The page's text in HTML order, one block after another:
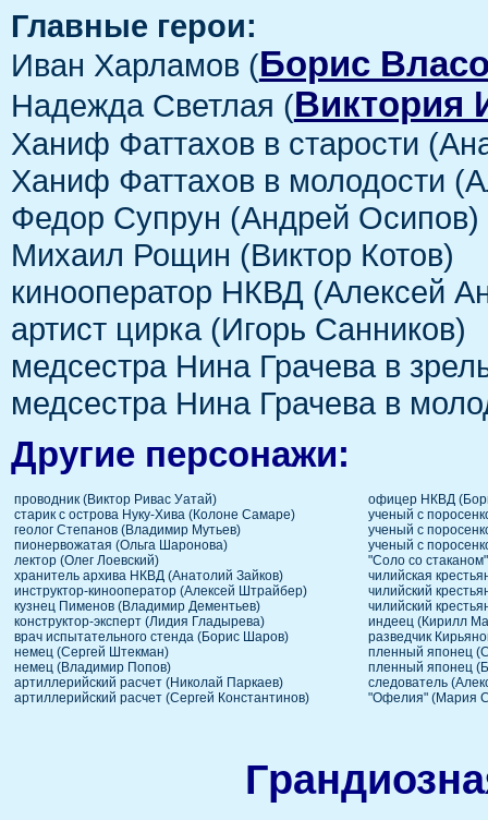
Главные герои:
Иван Харламов (Борис
Надежда Светлая (Виктория
Ханиф Фаттахов в старости
Ханиф Фаттахов в молодости
Федор Супрун (Андрей Осипов)
Михаил Рощин (Виктор Котов)
кинооператор НКВД (Алексей
артист цирка (Игорь Санников)
медсестра Нина Грачева в
медсестра Нина Грачева в
Другие персонажи:
проводник (Виктор Ривас Уатай)
старик с острова Нуку-Хива (Колоне Самаре)
геолог Степанов (Владимир Мутьев)
пионервожатая (Ольга Шаронова)
лектор (Олег Лоевский)
хранитель архива НКВД (Анатолий Зайков)
инструктор-кинооператор (Алексей Штрайбер)
кузнец Пименов (Владимир Дементьев)
конструктор-эксперт (Лидия Гладырева)
врач испытательного стенда (Борис Шаров)
немец (Сергей Штекман)
немец (Владимир Попов)
артиллерийский расчет (Николай Паркаев)
артиллерийский расчет (Сергей Константинов)
офицер НКВД
ученый с
ученый с
ученый с
"Соло со
чилийская
чилийский
чилийский
индеец (Кирилл
разведчик
пленный японец
пленный японец
следователь
"Офелия" (Мария